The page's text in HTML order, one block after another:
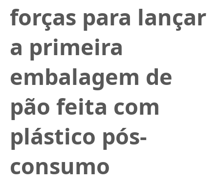
forças para lançar
a primeira
embalagem de
pão feita com
plástico pós-
consumo